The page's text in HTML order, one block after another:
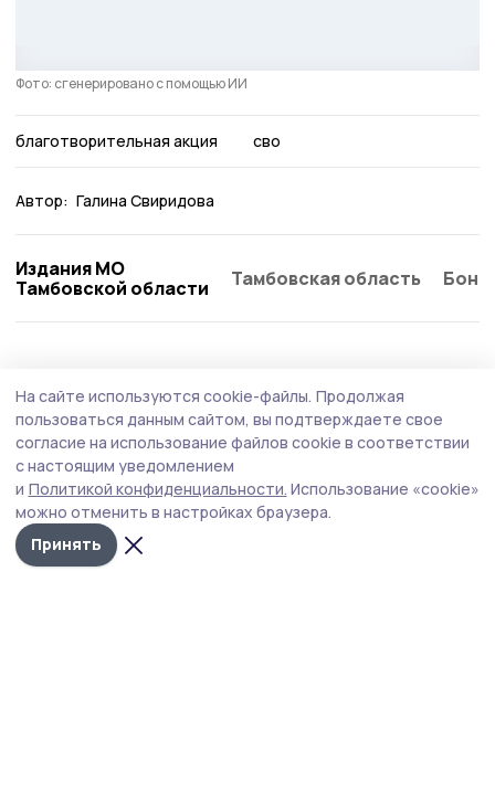
Фото: сгенерировано с помощью ИИ
благотворительная акция сво
Автор: Галина Свиридова
Издания МО
Тамбовской области
Тамбовская область
Мичуринцев проконсультируют по
вопросам качества и безопасности
детских товаров
Центр гигиены и эпидемиологии в Тамбовской области
консультирует граждан по вопросам качества и
безопасности детских товаров и школьных
принадлежностей.
На сайте используются cookie-файлы. Продолжая
пользоваться данным сайтом, вы подтверждаете свое
согласие на использование файлов cookie в соответствии
с настоящим уведомлением
и Политикой конфиденциальности. Использование «cookie»
можно отменить в настройках браузера.
Принять